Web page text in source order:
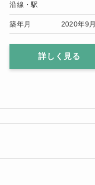
沿線・駅
築年月 2020年9月
詳しく見る